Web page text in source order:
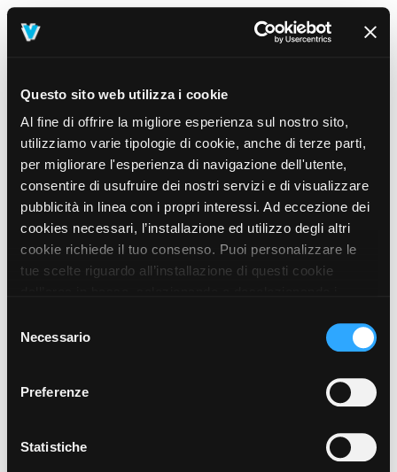
Questo sito web utilizza i cookie
Al fine di offrire la migliore esperienza sul nostro sito,
utilizziamo varie tipologie di cookie, anche di terze parti,
per migliorare l'esperienza di navigazione dell'utente,
consentire di usufruire dei nostri servizi e di visualizzare
pubblicità in linea con i propri interessi. Ad eccezione dei
cookies necessari, l’installazione ed utilizzo degli altri
cookie richiede il tuo consenso. Puoi personalizzare le
tue scelte riguardo all’installazione di questi cookie
prosegui” o decidere di accettare tutti i cookie, cliccando
sul pulsante “Accetta tutti i cookie”. Cliccando sul tasto
unicamente i cookie necessari alla navigazione. Per
funzionamento, puoi prendere visione dell’informativa
cliccando qui.
delNecessario
Preferenze
Statistiche
404